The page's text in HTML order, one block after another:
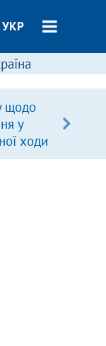
УКР
щодо
у
ходи